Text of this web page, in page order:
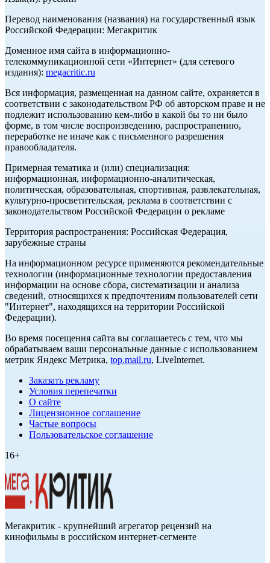
Перевод наименования (названия) на государственный язык
Российской Федерации: Мегакритик
Доменное имя сайта в информационно-
телекоммуникационной сети «Интернет» (для сетевого
издания): megacritic.ru
Вся информация, размещенная на данном сайте, охраняется в
соответствии с законодательством РФ об авторском праве и не
подлежит использованию кем-либо в какой бы то ни было
форме, в том числе воспроизведению, распространению,
переработке не иначе как с письменного разрешения
правообладателя.
Примерная тематика и (или) специализация:
информационная, информационно-аналитическая,
политическая, образовательная, спортивная, развлекательная,
культурно-просветительская, реклама в соответствии с
законодательством Российской Федерации о рекламе
Территория распространения: Российская Федерация,
зарубежные страны
На информационном ресурсе применяются рекомендательные
технологии (информационные технологии предоставления
информации на основе сбора, систематизации и анализа
сведений, относящихся к предпочтениям пользователей сети
"Интернет", находящихся на территории Российской
Федерации).
Во время посещения сайта вы соглашаетесь с тем, что мы
обрабатываем ваши персональные данные с использованием
метрик Яндекс Метрика, top.mail.ru, LiveInternet.
Заказать рекламу
Условия перепечатки
О сайте
Лицензионное соглашение
Частые вопросы
Пользовательское соглашение
16+
Мегакритик - крупнейший агрегатор рецензий на
кинофильмы в российском интернет-сегменте